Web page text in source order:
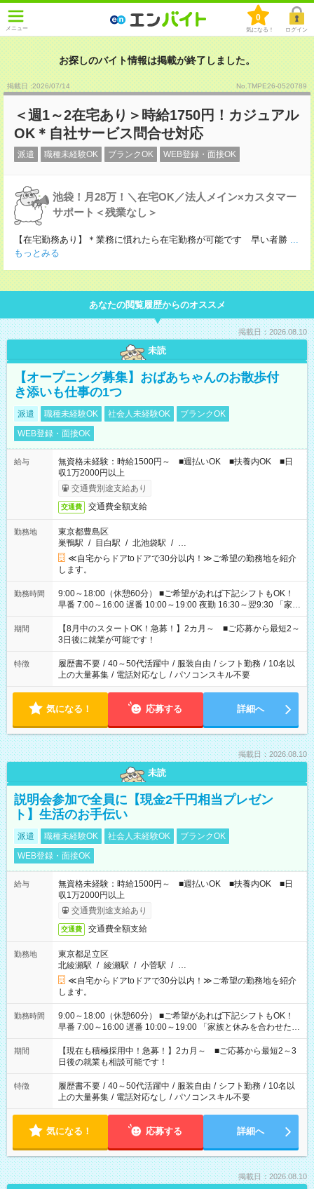
メニュー
0
気になる！ ログイン
お探しのバイト情報は掲載が終了しました。
掲載日 :2026/07/14 No.TMPE26-0520789
＜週1～2在宅あり＞時給1750円！カジュアル
OK＊自社サービス問合せ対応
派遣 職種未経験OK ブランクOK WEB登録・面接OK
池袋！月28万！＼在宅OK／法人メイン×カスタマー
サポート＜残業なし＞
【在宅勤務あり】＊業務に慣れたら在宅勤務が可能です 早い者勝 ...
もっとみる
あなたの閲覧履歴からのオススメ
掲載日：2026.08.10
未読
【オープニング募集】おばあちゃんのお散歩付
き添いも仕事の1つ
派遣 職種未経験OK 社会人未経験OK
ブランクOK
WEB登録・面接OK
給与
無資格未経験：時給1500円～ ■週払いOK ■扶養内OK ■日
収1万2000円以上
交通費別途支給あり
交通費 交通費全額支給
勤務地
東京都豊島区
巣鴨駅 / 目白駅 / 北池袋駅 / …
≪自宅からドアtoドアで30分以内！≫ご希望の勤務地を紹介
します。
勤務時間
9:00～18:00（休憩60分） ■ご希望があれば下記シフトもOK！
早番 7:00～16:00 遅番 10:00～19:00 夜勤 16:30～翌9:30 「家族
と休みを合わせたい」 「余裕を持って夕飯の準備がしたい」
「できれば残業はしたくない」 など、ご希望を教えてください
ね。 ※Wワーク希望の方へ 今ご覧のお仕事で希望する勤務時間
と、もう1つのお仕事の勤務時間。 合計で週40時間を超える場
合は応募できません。
期間
【8月中のスタートOK！急募！】2カ月～ ■ご応募から最短2～
3日後に就業が可能です！
特徴 履歴書不要 / 40～50代活躍中 / 服装自由 / シフト勤務 / 10名以
上の大量募集 / 電話対応なし / パソコンスキル不要
気になる！ 応募する 詳細へ
掲載日：2026.08.10
未読
説明会参加で全員に【現金2千円相当プレゼン
ト】生活のお手伝い
派遣 職種未経験OK 社会人未経験OK
ブランクOK
WEB登録・面接OK
給与
無資格未経験：時給1500円～ ■週払いOK ■扶養内OK ■日
収1万2000円以上
交通費別途支給あり
交通費 交通費全額支給
勤務地
東京都足立区
北綾瀬駅 / 綾瀬駅 / 小菅駅 / …
≪自宅からドアtoドアで30分以内！≫ご希望の勤務地を紹介
します。
勤務時間
9:00～18:00（休憩60分） ■ご希望があれば下記シフトもOK！
早番 7:00～16:00 遅番 10:00～19:00 「家族と休みを合わせた
い」 「余裕を持って夕飯の準備がしたい」 「できれば残業はし
たくない」 など、ご希望を教えてくださいね。 ※Wワーク希望
の方へ 今ご覧のお仕事で希望する勤務時間と、もう1つのお仕事
の勤務時間。 合計で週40時間を超える場合は応募できません。
期間
【現在も積極採用中！急募！】2カ月～ ■ご応募から最短2～3
日後の就業も相談可能です！
特徴 履歴書不要 / 40～50代活躍中 / 服装自由 / シフト勤務 / 10名以
上の大量募集 / 電話対応なし / パソコンスキル不要
気になる！ 応募する 詳細へ
掲載日：2026.08.10